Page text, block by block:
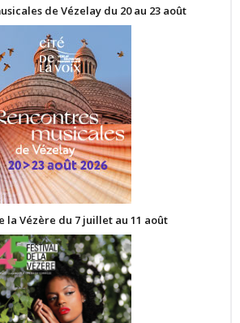
de Vézelay du 20 au 23 août
la Vézère du 7 juillet au 11 août